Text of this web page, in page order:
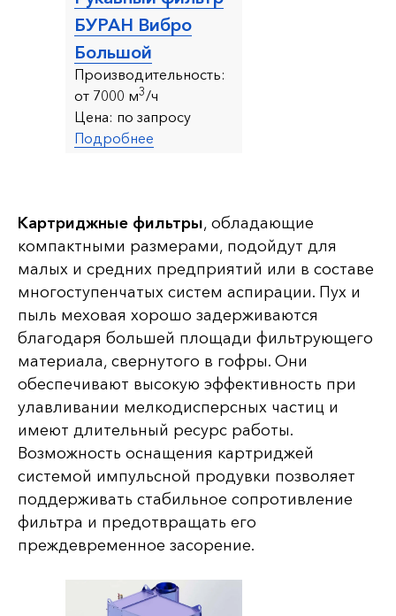
БУРАН Вибро
Большой
Производительность:
от 7000 м3/ч
Цена: по запросу
Подробнее
Картриджные фильтры, обладающие
компактными размерами, подойдут для
малых и средних предприятий или в составе
многоступенчатых систем аспирации. Пух и
пыль меховая хорошо задерживаются
благодаря большей площади фильтрующего
материала, свернутого в гофры. Они
обеспечивают высокую эффективность при
улавливании мелкодисперсных частиц и
имеют длительный ресурс работы.
Возможность оснащения картриджей
системой импульсной продувки позволяет
поддерживать стабильное сопротивление
фильтра и предотвращать его
преждевременное засорение.